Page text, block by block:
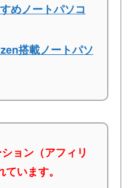
めノートパソコ
搭載ノートパソ
ョン（アフィリ
います。